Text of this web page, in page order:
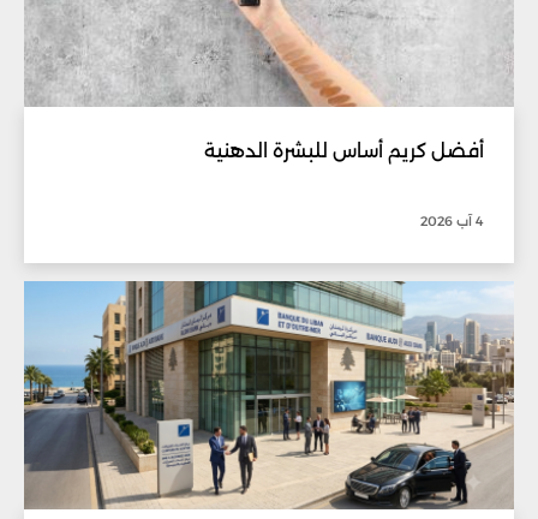
أفضل كريم أساس للبشرة الدهنية
4 آب 2026